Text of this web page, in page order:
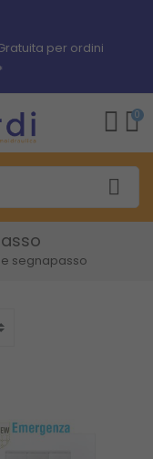
per ordini
0
segnapasso